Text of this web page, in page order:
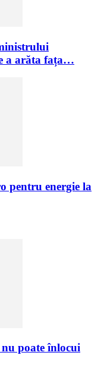
a arăta fața…
pentru energie la
poate înlocui